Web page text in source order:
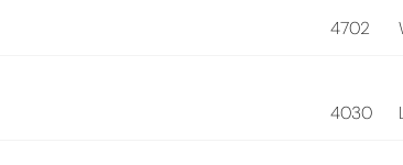
4702
4030